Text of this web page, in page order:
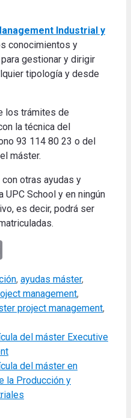
Industrial y
conocimientos y
gestionar y dirigir
tipología y desde
los trámites de
la técnica del
93 114 80 23 o del
máster.
otras ayudas y
School y en ningún
es decir, podrá ser
, ayudas máster,
management,
project management,
del máster Executive
del máster en
la Producción y